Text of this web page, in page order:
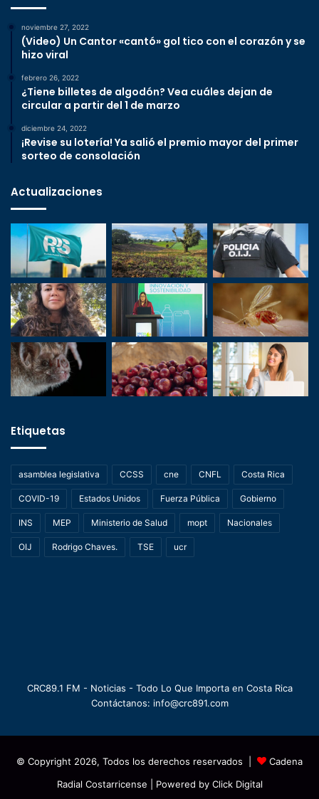
noviembre 27, 2022
(Video) Un Cantor «cantó» gol tico con el corazón y se
hizo viral
febrero 26, 2022
¿Tiene billetes de algodón? Vea cuáles dejan de
circular a partir del 1 de marzo
diciembre 24, 2022
¡Revise su lotería! Ya salió el premio mayor del primer
sorteo de consolación
Actualizaciones
Etiquetas
asamblea legislativa CCSS cne CNFL Costa Rica
COVID-19 Estados Unidos Fuerza Pública Gobierno
INS MEP Ministerio de Salud mopt Nacionales
OIJ Rodrigo Chaves. TSE ucr
CRC89.1 FM - Noticias - Todo Lo Que Importa en Costa Rica
Contáctanos: info@crc891.com
© Copyright 2026, Todos los derechos reservados |
Cadena
Radial Costarricense | Powered by Click Digital